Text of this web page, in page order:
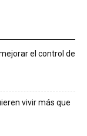
el control de
vivir más que